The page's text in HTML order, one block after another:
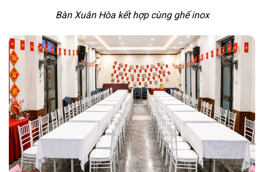
Bàn Xuân Hòa kết hợp cùng ghế inox